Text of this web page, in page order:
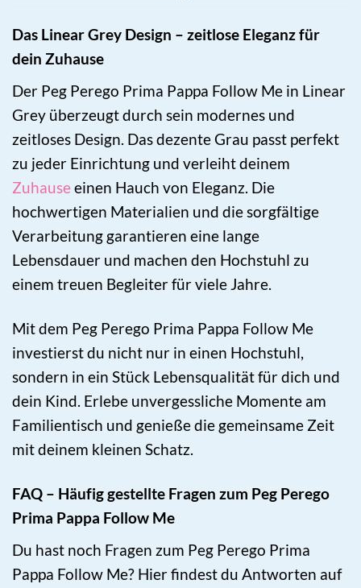
Das Linear Grey Design – zeitlose Eleganz für
dein Zuhause
Der Peg Perego Prima Pappa Follow Me in Linear
Grey überzeugt durch sein modernes und
zeitloses Design. Das dezente Grau passt perfekt
zu jeder Einrichtung und verleiht deinem
Zuhause einen Hauch von Eleganz. Die
hochwertigen Materialien und die sorgfältige
Verarbeitung garantieren eine lange
Lebensdauer und machen den Hochstuhl zu
einem treuen Begleiter für viele Jahre.
Mit dem Peg Perego Prima Pappa Follow Me
investierst du nicht nur in einen Hochstuhl,
sondern in ein Stück Lebensqualität für dich und
dein Kind. Erlebe unvergessliche Momente am
Familientisch und genieße die gemeinsame Zeit
mit deinem kleinen Schatz.
FAQ – Häufig gestellte Fragen zum Peg Perego
Prima Pappa Follow Me
Du hast noch Fragen zum Peg Perego Prima
Pappa Follow Me? Hier findest du Antworten auf